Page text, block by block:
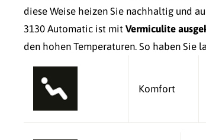
diese Weise heizen Sie nachhaltig und
3130 Automatic ist mit Vermiculite
den hohen Temperaturen. So haben Sie
Komfort